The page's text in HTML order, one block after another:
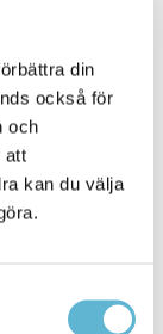
din
också för
och
att
kan du välja